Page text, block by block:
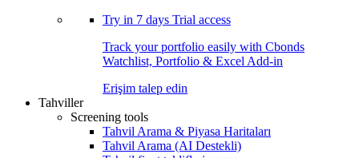
Try in 7 days Trial access
Track your portfolio easily with Cbonds
Watchlist, Portfolio & Excel Add-in
Erişim talep edin
Tahviller
Screening tools
Tahvil Arama & Piyasa Haritaları
Tahvil Arama (AI Destekli)